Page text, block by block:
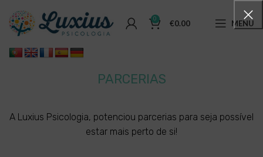
0 €0.00 MENU
PARCERIAS
A Luxius Psicologia, potenciou parcerias para seja possível
estar mais perto de si!